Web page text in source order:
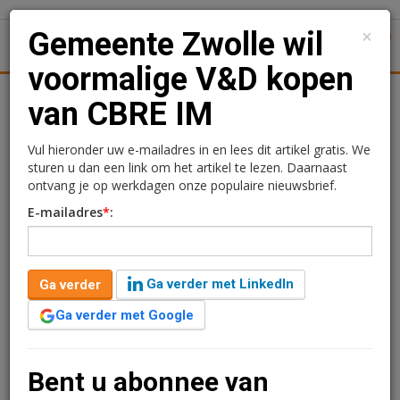
Achtergronden Woningmarkt
Gemeente Zwolle wil
voormalige V&D kopen
van CBRE IM
Redactie
7 maart 2025 om 14:25
2 minuten leestijd
De gemeente Zwolle heeft overeenstemming bereikt
kopen. De gemeente wil meer leven in het
×
Gemeente Zwolle wil
voormalige V&D kopen
van CBRE IM
Vul hieronder uw e-mailadres in en lees dit artikel gratis. We
sturen u dan een link om het artikel te lezen. Daarnaast
ontvang je op werkdagen onze populaire nieuwsbrief.
E-mailadres*:
Ga verder
Ga verder met LinkedIn
Ga verder met Google
Bent u abonnee van